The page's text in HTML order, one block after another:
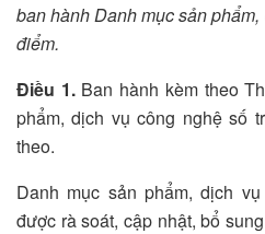
ban hành Danh mục sản
điểm.
Điều 1.Ban hành kèm theo
phẩm, dịch vụ công nghệ số
theo.
Danh mục sản phẩm, dịch
được rà soát, cập nhật, bổ